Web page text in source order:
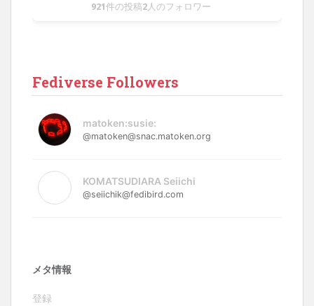
921件の投稿2人のフォロワー
Fediverse Followers
matoken:susie:
@matoken@snac.matoken.org
KOMATSUDIARA Seiichi
@seiichik@fedibird.com
メタ情報
登録